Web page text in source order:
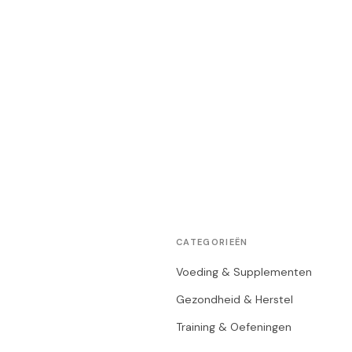
CATEGORIEËN
Voeding & Supplementen
Gezondheid & Herstel
Training & Oefeningen